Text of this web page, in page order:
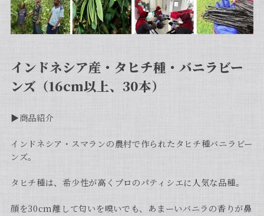
インドネシア産・タヒチ種・バニラビー
ンズ（16cm以上、30本）
▶︎商品紹介
インドネシア・スマランの農村で作られたタヒチ種バニラビー
ンズ。
タヒチ種は、希少性が高くプロのパティシエに人気な品種。
顔を30cm離して匂いを嗅いでも、あまーいバニラの香りが鼻